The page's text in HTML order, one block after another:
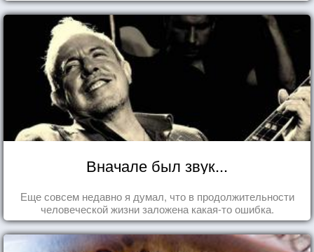
Вначале был звук...
Еще совсем недавно я думал, что в продолжительности
человеческой жизни заложена какая-то ошибка.